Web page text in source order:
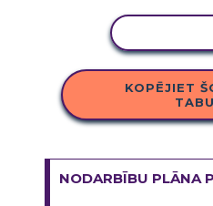
KOPĒJIET
NODARBĪBU PLĀNA